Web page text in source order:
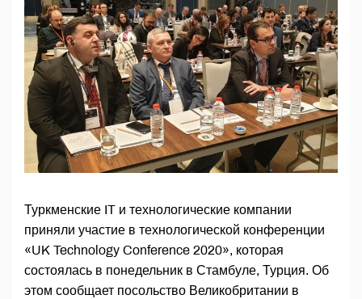
Туркменские IT и технологические компании
приняли участие в технологической конференции
«UK Technology Conference 2020», которая
состоялась в понедельник в Стамбуле, Турция. Об
этом сообщает посольство Великобритании в